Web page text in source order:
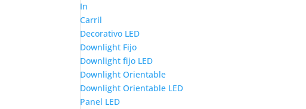
In
Carril
Decorativo LED
Downlight Fijo
Downlight fijo LED
Downlight Orientable
Downlight Orientable LED
Panel LED